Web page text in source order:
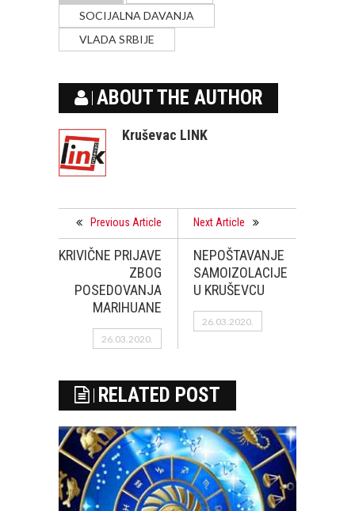
SOCIJALNA DAVANJA
VLADA SRBIJE
ABOUT THE AUTHOR
Kruševac LINK
Previous Article
KRIVIČNE PRIJAVE
ZBOG
POSEDOVANJA
MARIHUANE
26.03.2020.
Next Article
NEPOŠTAVANJE
SAMOIZOLACIJE
U KRUŠEVCU
26.03.2020.
RELATED POST